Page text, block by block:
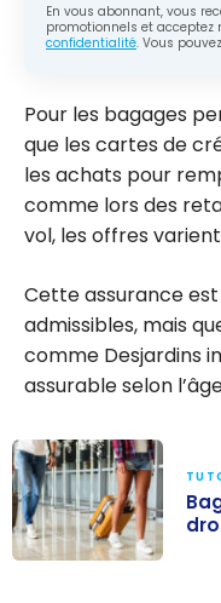
En vous abonnant, vous
promotionnels et acceptez
confidentialité. Vous
Pour les bagages
que les cartes de
les achats pour
comme lors des
vol, les offres
Cette assurance
admissibles, mais
comme Desjardins
assurable selon